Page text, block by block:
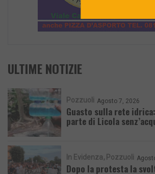
ULTIME NOTIZIE
Pozzuoli Agosto 7, 2026
Guasto sulla rete
parte di Licola
In Evidenza Pozzuoli
Dopo la protesta la